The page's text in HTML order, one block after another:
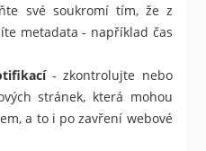
své soukromí tím, že z
metadata - například čas
- zkontrolujte nebo
stránek, která mohou
a to i po zavření webové